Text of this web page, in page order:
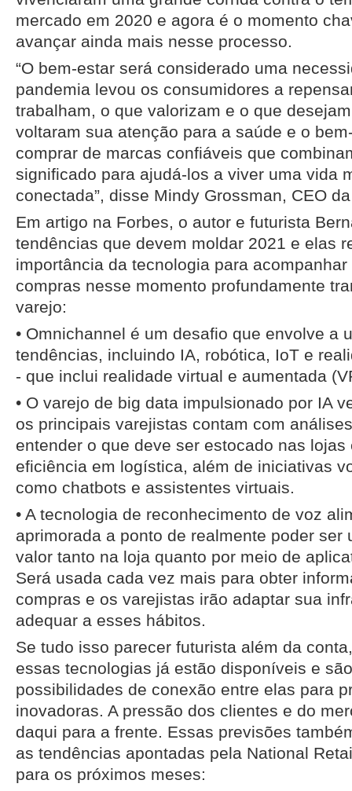
mercado em 2020 e agora é o momento
avançar ainda mais nesse processo.
“O bem-estar será considerado uma
pandemia levou os consumidores a
trabalham, o que valorizam e o que
voltaram sua atenção para a saúde e o
comprar de marcas confiáveis que
significado para ajudá-los a viver uma vida
conectada”, disse Mindy Grossman, CEO
Em artigo na Forbes, o autor e futurista
tendências que devem moldar 2021 e elas
importância da tecnologia para
compras nesse momento profundamente
varejo:
• Omnichannel é um desafio que envolve a
tendências, incluindo IA, robótica, IoT e
- que inclui realidade virtual e aumentada
• O varejo de big data impulsionado por IA
os principais varejistas contam com
entender o que deve ser estocado nas lojas
eficiência em logística, além de iniciativas
como chatbots e assistentes virtuais.
• A tecnologia de reconhecimento de voz
aprimorada a ponto de realmente poder ser
valor tanto na loja quanto por meio de
Será usada cada vez mais para obter
compras e os varejistas irão adaptar sua
adequar a esses hábitos.
Se tudo isso parecer futurista além da
essas tecnologias já estão disponíveis e
possibilidades de conexão entre elas para
inovadoras. A pressão dos clientes e do
daqui para a frente. Essas previsões
as tendências apontadas pela National
para os próximos meses: